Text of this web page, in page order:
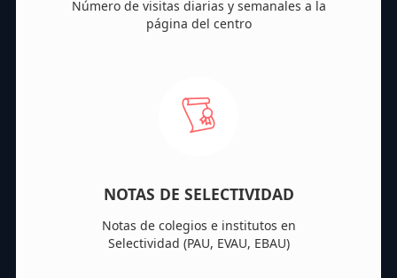
Número de visitas diarias y semanales a la
página del centro
NOTAS DE SELECTIVIDAD
Notas de colegios e institutos en
Selectividad (PAU, EVAU, EBAU)